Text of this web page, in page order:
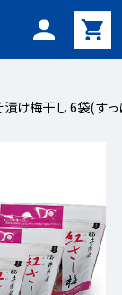
メニュー
け梅干し 6袋(す